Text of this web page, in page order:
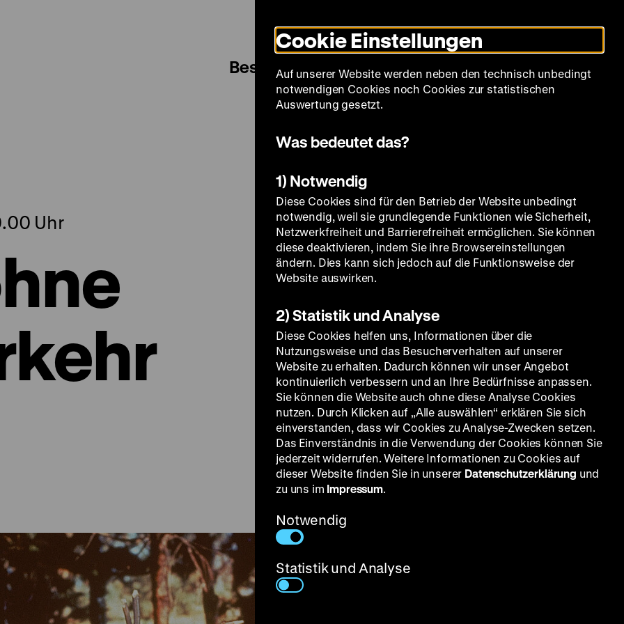
Modus
umschalten
Sprache
Besuch Spielplan Filmreihen Über uns
Uhr
Cookie Einstellungen
Auf unserer Website werden neben den technisch unbedingt
notwendigen Cookies noch Cookies zur statistischen
Auswertung gesetzt.
Was bedeutet das?
1) Notwendig
Diese Cookies sind für den Betrieb der Website unbedingt
notwendig, weil sie grundlegende Funktionen wie Sicherheit,
Netzwerkfreiheit und Barrierefreiheit ermöglichen. Sie können
diese deaktivieren, indem Sie ihre Browsereinstellungen
ändern. Dies kann sich jedoch auf die Funktionsweise der
Website auswirken.
2) Statistik und Analyse
Diese Cookies helfen uns, Informationen über die
Nutzungsweise und das Besucherverhalten auf unserer
Website zu erhalten. Dadurch können wir unser Angebot
kontinuierlich verbessern und an Ihre Bedürfnisse anpassen.
Sie können die Website auch ohne diese Analyse Cookies
nutzen. Durch Klicken auf „Alle auswählen“ erklären Sie sich
einverstanden, dass wir Cookies zu Analyse-Zwecken setzen.
Das Einverständnis in die Verwendung der Cookies können Sie
jederzeit widerrufen. Weitere Informationen zu Cookies auf
dieser Website finden Sie in unserer Datenschutzerklärung und
zu uns im Impressum.
Notwendig
Statistik und Analyse